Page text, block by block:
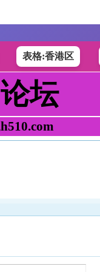
表格:香港区
坛